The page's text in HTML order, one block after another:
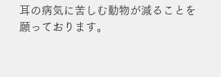
耳の病気に苦しむ動物が減ることを
願っております。